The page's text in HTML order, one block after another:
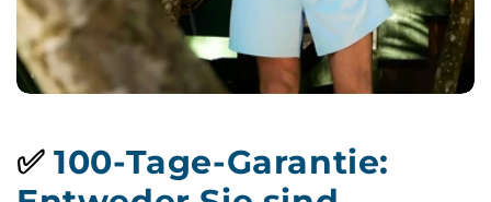
✅100-Tage-Garantie: